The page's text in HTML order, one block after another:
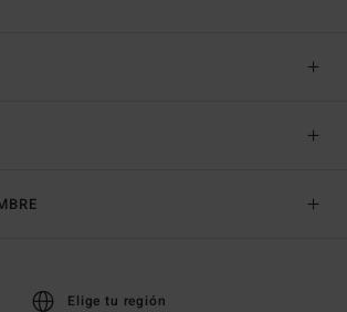
Elige tu región